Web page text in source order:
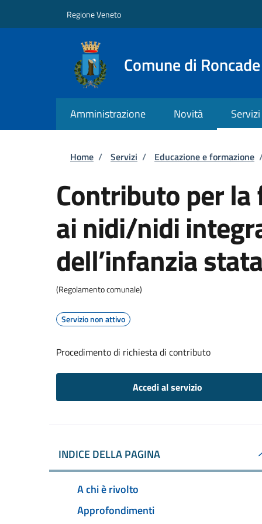
Regione Veneto
Comune di Roncade
Amministrazione Novità Servizi
Briciole di pane
Home / Servizi / Educazione e formazione
Contributo per
ai nidi/nidi
dell’infanzia
(Regolamento comunale)
Servizio non attivo
Procedimento di richiesta di contributo
Accedi al servizio
INDICE DELLA PAGINA
A chi è rivolto
Approfondimenti